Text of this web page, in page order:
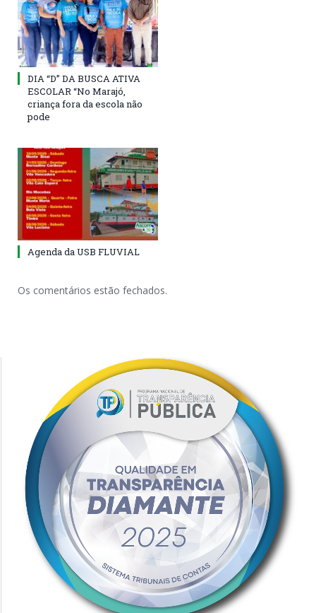
DIA “D” DA BUSCA ATIVA
ESCOLAR “No Marajó,
criança fora da escola não
pode
Agenda da USB FLUVIAL
Os comentários estão fechados.